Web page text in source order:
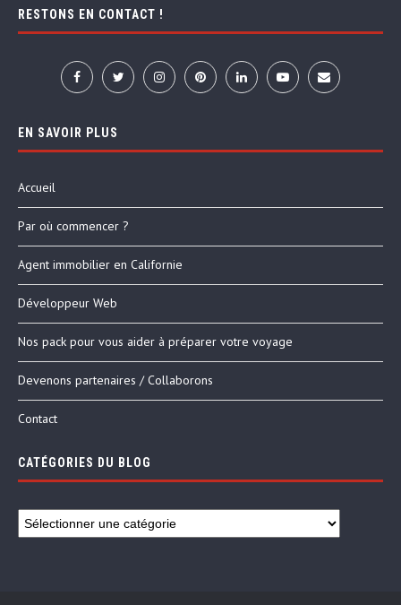
RESTONS EN CONTACT !
EN SAVOIR PLUS
Accueil
Par où commencer ?
Agent immobilier en Californie
Développeur Web
Nos pack pour vous aider à préparer votre voyage
Devenons partenaires / Collaborons
Contact
CATÉGORIES DU BLOG